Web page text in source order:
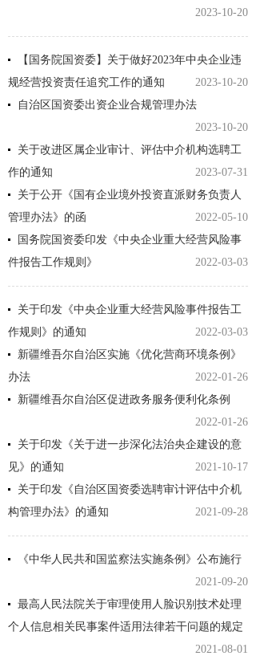
2023-10-20
【国务院国资委】关于做好2023年中央企业违
规经营投资责任追究工作的通知
2023-10-20
自治区国资委出资企业合规管理办法
2023-10-20
关于改进区属企业审计、评估中介机构选聘工
作的通知
2023-07-31
关于公开《国有企业境外投资直派财务负责人
管理办法》的函
2022-05-10
国务院国资委印发《中央企业重大经营风险事
件报告工作规则》
2022-03-03
关于印发《中央企业重大经营风险事件报告工
作规则》的通知
2022-03-03
新疆维吾尔自治区实施《优化营商环境条例》
办法
2022-01-26
新疆维吾尔自治区促进政务服务便利化条例
2022-01-26
关于印发《关于进一步深化法治央企建设的意
见》的通知
2021-10-17
关于印发《自治区国资委选聘审计评估中介机
构管理办法》的通知
2021-09-28
《中华人民共和国监察法实施条例》公布施行
2021-09-20
最高人民法院关于审理使用人脸识别技术处理
个人信息相关民事案件适用法律若干问题的规定
2021-08-01